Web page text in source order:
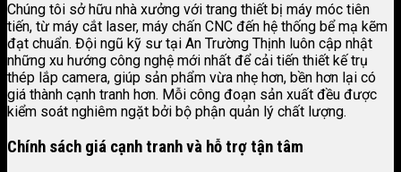
Chúng tôi sở hữu nhà xưởng với trang thiết bị máy móc tiên
tiến, từ máy cắt laser, máy chấn CNC đến hệ thống bể mạ kẽm
đạt chuẩn. Đội ngũ kỹ sư tại An Trường Thịnh luôn cập nhật
những xu hướng công nghệ mới nhất để cải tiến thiết kế trụ
thép lắp camera, giúp sản phẩm vừa nhẹ hơn, bền hơn lại có
giá thành cạnh tranh hơn. Mỗi công đoạn sản xuất đều được
kiểm soát nghiêm ngặt bởi bộ phận quản lý chất lượng.
Chính sách giá cạnh tranh và hỗ trợ tận tâm